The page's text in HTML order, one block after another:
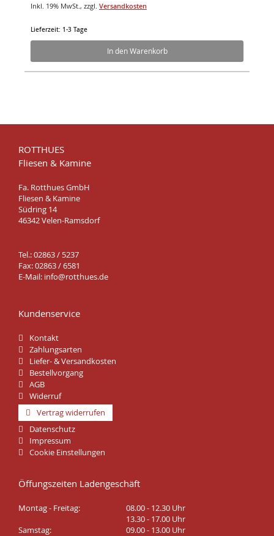
Inkl. 19% MwSt. , zzgl. Versandkosten
Lieferzeit: 1-3 Tage
In den Warenkorb
ROTTHUES
Fliesen & Kamine
Fa. Rotthues GmbH
Fliesen & Kamine
Südring 14
46342 Velen-Ramsdorf
Tel.: 02863 / 5237
Fax: 02863 / 6581
E-Mail: info@rotthues.de
Kundenservice
Kontakt
Zahlungsarten
Liefer- & Versandkosten
Bestellvorgang
AGB
Widerruf
Vertrag widerrufen
Datenschutz
Impressum
Cookie Einstellungen
Öffungszeiten Ladengeschäft
Montag - Freitag:
08.00 - 12.30 Uhr
13.30 - 17.00 Uhr
Samstag:
09.00 - 13.00 Uhr